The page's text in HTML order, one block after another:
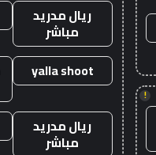
!
ريال مدريد
مباشر
yalla shoot
ريال مدريد
مباشر